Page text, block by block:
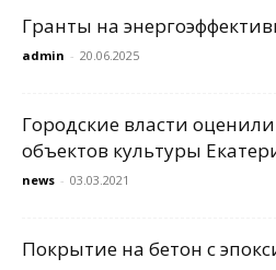
Гранты на
admin - 20.06.2025
Городские власти
объектов культуры
news - 03.03.2021
Покрытие на бетон с